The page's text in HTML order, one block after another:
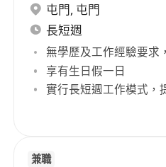
屯門, 屯門
長短週
無學歷及工作經驗要求
享有生日假一日
實行長短週工作模式，
兼職